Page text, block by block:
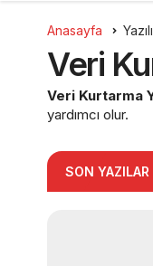
Anasayfa
Veri
Veri Kurtarma
yardımcı olur.
SON YAZILAR